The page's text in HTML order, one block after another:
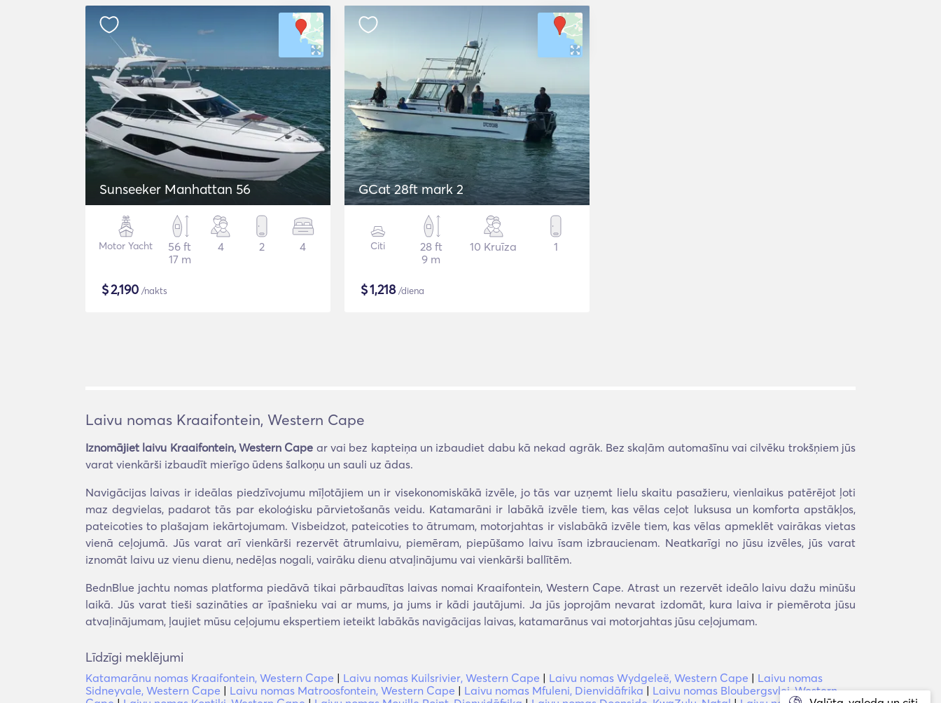
Sunseeker Manhattan 56
Motor Yacht
56 ft
17 m
4 2 4
$2,190 /nakts
GCat 28ft mark 2
Citi
28 ft
9 m
10 Kruīza 1
$1,218/diena
Laivu nomas Kraaifontein, Western Cape
Iznomājiet laivu Kraaifontein, Western Cape ar vai bez kapteiņa un izbaudiet dabu kā nekad agrāk. Bez skaļām automašīnu vai cilvēku trokšņiem jūs
varat vienkārši izbaudīt mierīgo ūdens šalkoņu un sauli uz ādas.
Navigācijas laivas ir ideālas piedzīvojumu mīļotājiem un ir visekonomiskākā izvēle, jo tās var uzņemt lielu skaitu pasažieru, vienlaikus patērējot ļoti
maz degvielas, padarot tās par ekoloģisku pārvietošanās veidu. Katamarāni ir labākā izvēle tiem, kas vēlas ceļot luksusa un komforta apstākļos,
pateicoties to plašajam iekārtojumam. Visbeidzot, pateicoties to ātrumam, motorjahtas ir vislabākā izvēle tiem, kas vēlas apmeklēt vairākas vietas
vienā ceļojumā. Jūs varat arī vienkārši rezervēt ātrumlaivu, piemēram, piepūšamo laivu īsam izbraucienam. Neatkarīgi no jūsu izvēles, jūs varat
iznomāt laivu uz vienu dienu, nedēļas nogali, vairāku dienu atvaļinājumu vai vienkārši ballītēm.
BednBlue jachtu nomas platforma piedāvā tikai pārbaudītas laivas nomai Kraaifontein, Western Cape. Atrast un rezervēt ideālo laivu dažu minūšu
laikā. Jūs varat tieši sazināties ar īpašnieku vai ar mums, ja jums ir kādi jautājumi. Ja jūs joprojām nevarat izdomāt, kura laiva ir piemērota jūsu
atvaļinājumam, ļaujiet mūsu ceļojumu ekspertiem ieteikt labākās navigācijas laivas, katamarānus vai motorjahtas jūsu ceļojumam.
Līdzīgi meklējumi
Katamarānu nomas Kraaifontein, Western Cape | Laivu nomas Kuilsrivier, Western Cape | Laivu nomas Wydgeleë, Western Cape | Laivu nomas
Sidneyvale, Western Cape | Laivu nomas Matroosfontein, Western Cape | Laivu nomas Mfuleni, Dienvidāfrika | Laivu nomas Bloubergsvlei, Western